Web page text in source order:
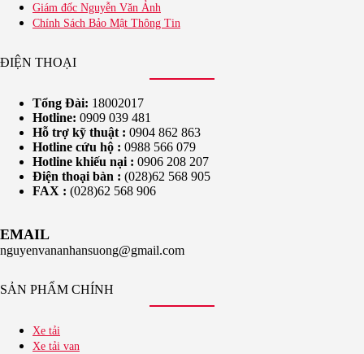
Giám đốc Nguyễn Văn Ảnh
Chính Sách Bảo Mật Thông Tin
ĐIỆN THOẠI
Tổng Đài: 18002017
Hotline: 0909 039 481
Hỗ trợ kỹ thuật : 0904 862 863
Hotline cứu hộ : 0988 566 079
Hotline khiếu nại : 0906 208 207
Điện thoại bàn : (028)62 568 905
FAX : (028)62 568 906
EMAIL
nguyenvananhansuong@gmail.com
SẢN PHẨM CHÍNH
Xe tải
Xe tải van